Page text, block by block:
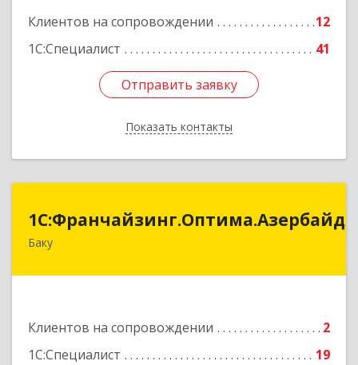
Клиентов на сопровождении
12
1С:Специалист
41
Отправить заявку
Показать контакты
Отправить заявку
Назад
Баку
Клиентов на сопровождении
2
1С:Специалист
19